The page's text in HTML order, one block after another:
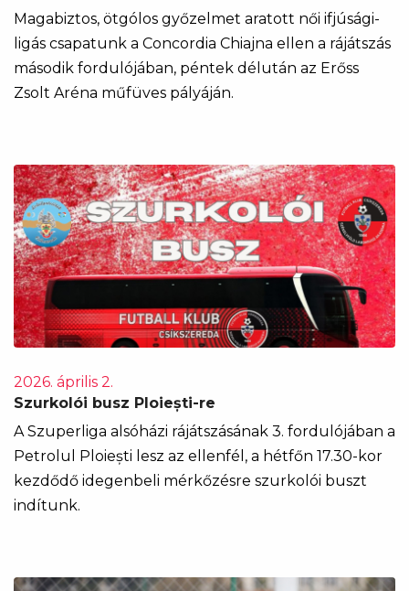
Magabiztos, ötgólos győzelmet aratott női ifjúsági-
ligás csapatunk a Concordia Chiajna ellen a rájátszás
második fordulójában, péntek délután az Erőss
Zsolt Aréna műfüves pályáján.
2026. április 2.
Szurkolói busz Ploiești-re
A Szuperliga alsóházi rájátszásának 3. fordulójában a
Petrolul Ploiești lesz az ellenfél, a hétfőn 17.30-kor
kezdődő idegenbeli mérkőzésre szurkolói buszt
indítunk.